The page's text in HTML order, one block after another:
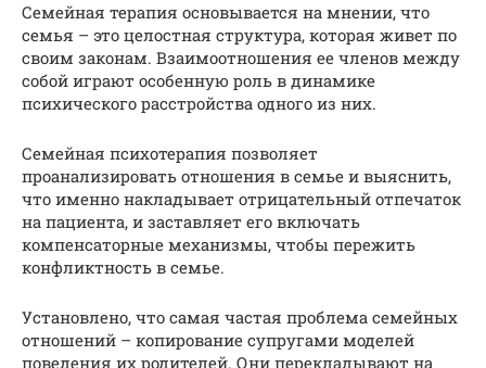
Семейная терапия основывается на мнении, что
семья – это целостная структура, которая живет по
своим законам. Взаимоотношения ее членов между
собой играют особенную роль в динамике
психического расстройства одного из них.
Семейная психотерапия позволяет
проанализировать отношения в семье и выяснить,
что именно накладывает отрицательный отпечаток
на пациента, и заставляет его включать
компенсаторные механизмы, чтобы пережить
конфликтность в семье.
Установлено, что самая частая проблема семейных
отношений – копирование супругами моделей
поведения их родителей. Они перекладывают на